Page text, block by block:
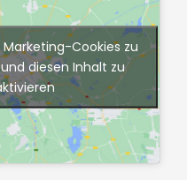
Cookies zu
diesen Inhalt zu